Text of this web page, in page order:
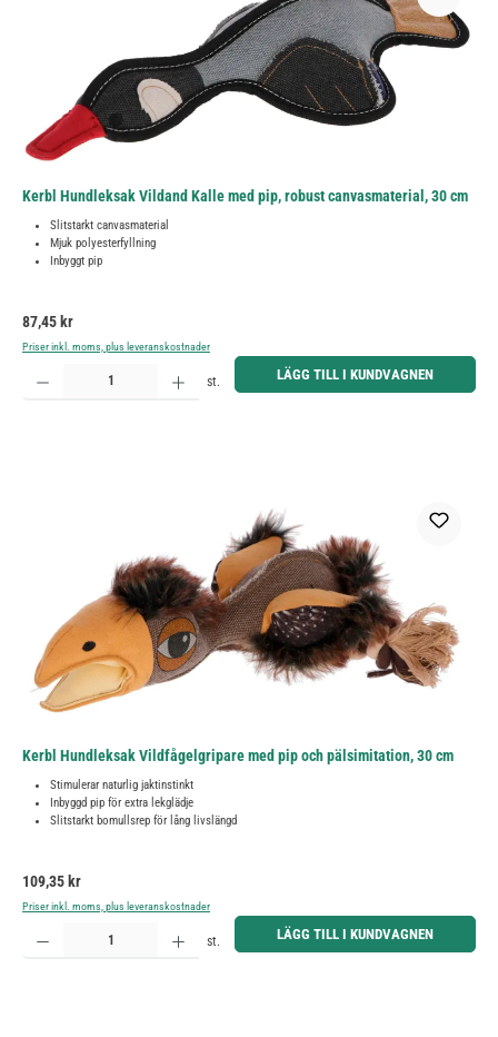
Kerbl Hundleksak Vildand Kalle med pip, robust canvasmaterial, 30 cm
Slitstarkt canvasmaterial
Mjuk polyesterfyllning
Inbyggt pip
Ordinarie pris:
87,45 kr
Priser inkl. moms, plus leveranskostnader
Produktkvantitet: Ange önskat belopp eller använd knapparna för att öka eller minska kvantiteten.
st. LÄGG TILL I KUNDVAGNEN
Kerbl Hundleksak Vildfågelgripare med pip och pälsimitation, 30 cm
Stimulerar naturlig jaktinstinkt
Inbyggd pip för extra lekglädje
Slitstarkt bomullsrep för lång livslängd
Ordinarie pris:
109,35 kr
Priser inkl. moms, plus leveranskostnader
Produktkvantitet: Ange önskat belopp eller använd knapparna för att öka eller minska kvantiteten.
st. LÄGG TILL I KUNDVAGNEN